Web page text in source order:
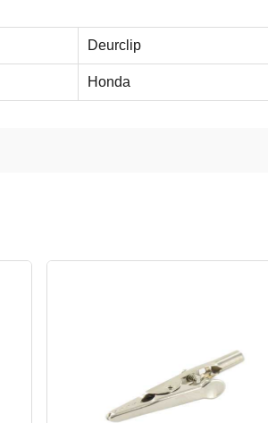
Deurclip
Honda